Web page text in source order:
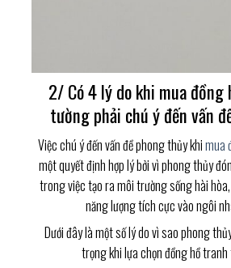
2/ Có 4 lý do khi mua
tường phải chú ý đến vấn
Việc chú ý đến vấn đề phong thủy khimua
một quyết định hợp lý bởi vì phong thủy
trong việc tạo ra môi trường sống hài
năng lượng tích cực vào ngôi
Dưới đây là một số lý do vì sao phong
trọng khi lựa chọn đồng hồ